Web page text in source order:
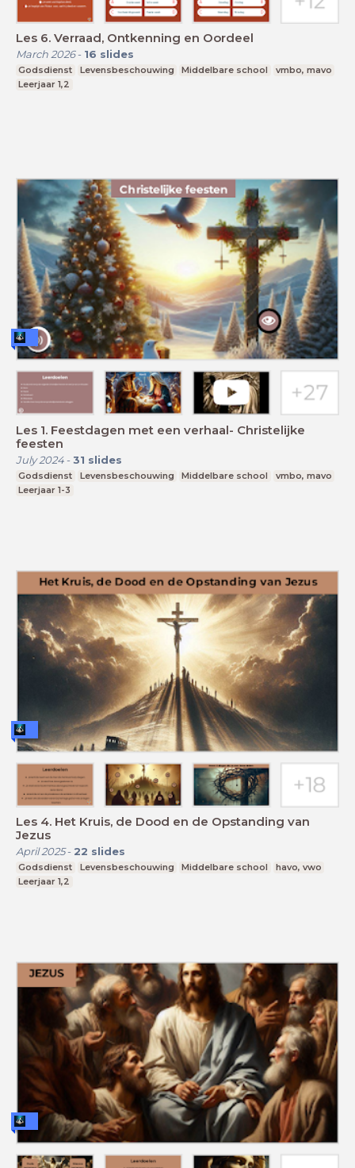
Les 6. Verraad, Ontkenning en Oordeel
March 2026- 16 slides
Godsdienst Levensbeschouwing Middelbare school
vmbo, mavo
Leerjaar 1,2
Les 1. Feestdagen met een verhaal- Christelijke
feesten
July 2024- 31 slides
Godsdienst Levensbeschouwing Middelbare school
vmbo, mavo
Leerjaar 1-3
Les 4. Het Kruis, de Dood en de Opstanding van
Jezus
April 2025- 22 slides
Godsdienst Levensbeschouwing Middelbare school
havo, vwo
Leerjaar 1,2